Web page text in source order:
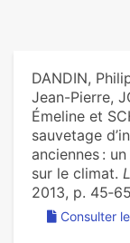
DANDIN,
Jean-Pierre,
Émeline et
sauvetage
anciennes :
sur le climat.
2013, p.
Consulter